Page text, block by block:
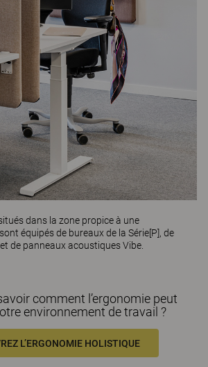
dans la zone propice à une
équipés de bureaux de la Série[P], de
et de panneaux acoustiquesVibe
comment l’ergonomie peut
environnement de travail ?
L’ERGONOMIE HOLISTIQUE